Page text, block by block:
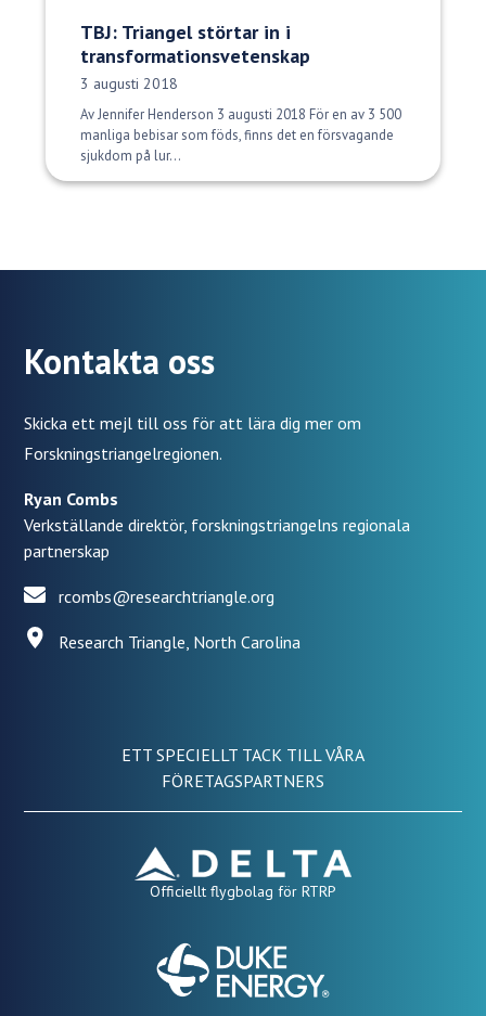
TBJ: Triangel störtar in i
transformationsvetenskap
Publiceringsdatum:
3 augusti 2018
Av Jennifer Henderson 3 augusti 2018 För en av 3 500
manliga bebisar som föds, finns det en försvagande
sjukdom på lur...
Kontakta oss
Skicka ett mejl till oss för att lära dig mer om
Forskningstriangelregionen.
Ryan Combs
Verkställande direktör, forskningstriangelns regionala
partnerskap
rcombs@researchtriangle.org
Research Triangle, North Carolina
ETT SPECIELLT TACK TILL VÅRA
FÖRETAGSPARTNERS
Officiellt flygbolag för RTRP